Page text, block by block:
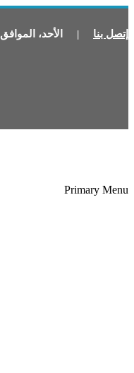
إتصل بنا | الأحد، الموافق
Primary Menu